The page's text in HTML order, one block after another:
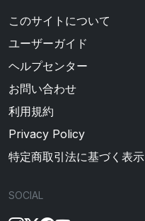
このサイトについて
ユーザーガイド
ヘルプセンター
お問い合わせ
利用規約
Privacy Policy
特定商取引法に基づく表示
SOCIAL